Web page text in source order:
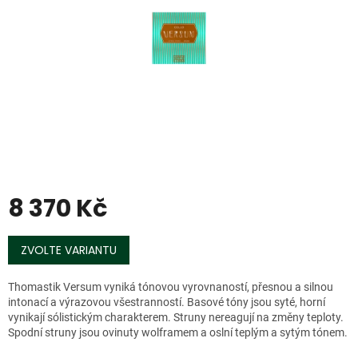
8 370 Kč
Měrná
cena:
ZVOLTE VARIANTU
Thomastik Versum vyniká tónovou vyrovnaností, přesnou a silnou
intonací a výrazovou všestranností. Basové tóny jsou syté, horní
vynikají sólistickým charakterem. Struny nereagují na změny teploty.
Spodní struny jsou ovinuty wolframem a oslní teplým a sytým tónem.